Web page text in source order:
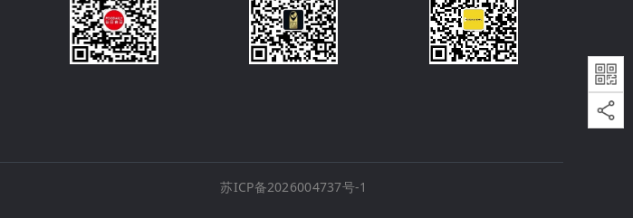
苏ICP备2026004737号-1